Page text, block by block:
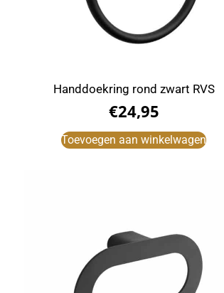
Handdoekring rond zwart RVS
€24,95
Toevoegen aan winkelwagen